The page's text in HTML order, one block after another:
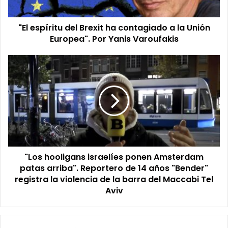
la
Unión
Europea".
Varoufakis
"El espíritu del Brexit ha contagiado a la Unión
Europea". Por Yanis Varoufakis
hooligans
israelíes
ponen
Amsterdam
patas
arriba".
Reportero
de
años
"Bender"
violencia
"Los hooligans israelíes ponen Amsterdam
patas arriba". Reportero de 14 años "Bender"
registra la violencia de la barra del Maccabi Tel
Aviv